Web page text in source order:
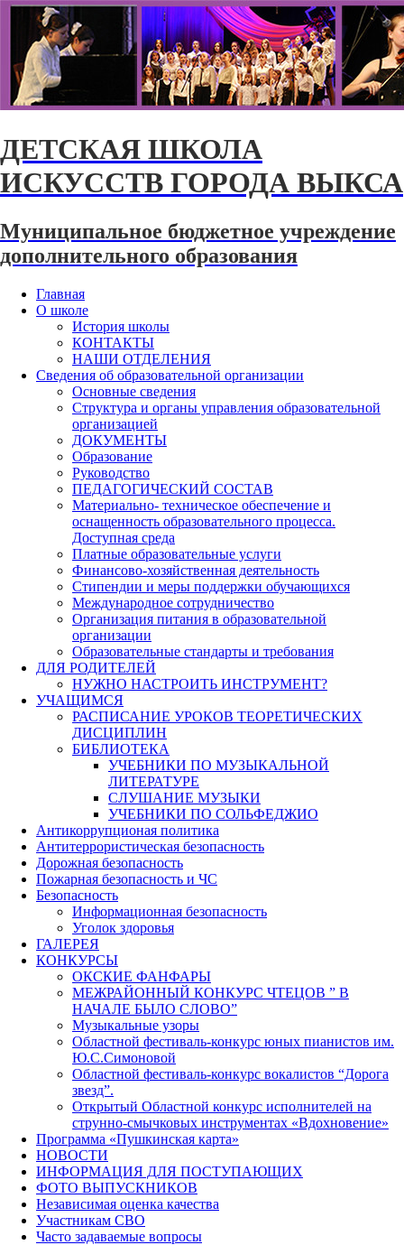
ДЕТСКАЯ ШКОЛА
ИСКУССТВ ГОРОДА ВЫКСА
Муниципальное бюджетное учреждение
дополнительного образования
Главная
О школе
История школы
КОНТАКТЫ
НАШИ ОТДЕЛЕНИЯ
Сведения об образовательной организации
Основные сведения
Структура и органы управления образовательной
организацией
ДОКУМЕНТЫ
Образование
Руководство
ПЕДАГОГИЧЕСКИЙ СОСТАВ
Материально- техническое обеспечение и
оснащенность образовательного процесса.
Доступная среда
Платные образовательные услуги
Финансово-хозяйственная деятельность
Стипендии и меры поддержки обучающихся
Международное сотрудничество
Организация питания в образовательной
организации
Образовательные стандарты и требования
ДЛЯ РОДИТЕЛЕЙ
НУЖНО НАСТРОИТЬ ИНСТРУМЕНТ?
УЧАЩИМСЯ
РАСПИСАНИЕ УРОКОВ ТЕОРЕТИЧЕСКИХ
ДИСЦИПЛИН
БИБЛИОТЕКА
УЧЕБНИКИ ПО МУЗЫКАЛЬНОЙ
ЛИТЕРАТУРЕ
СЛУШАНИЕ МУЗЫКИ
УЧЕБНИКИ ПО СОЛЬФЕДЖИО
Антикоррупционая политика
Антитеррористическая безопасность
Дорожная безопасность
Пожарная безопасность и ЧС
Безопасность
Информационная безопасность
Уголок здоровья
ГАЛЕРЕЯ
КОНКУРСЫ
ОКСКИЕ ФАНФАРЫ
МЕЖРАЙОННЫЙ КОНКУРС ЧТЕЦОВ ” В
НАЧАЛЕ БЫЛО СЛОВО”
Музыкальные узоры
Областной фестиваль-конкурс юных пианистов им.
Ю.С.Симоновой
Областной фестиваль-конкурс вокалистов “Дорога
звезд”.
Открытый Областной конкурс исполнителей на
струнно-смычковых инструментах «Вдохновение»
Программа «Пушкинская карта»
НОВОСТИ
ИНФОРМАЦИЯ ДЛЯ ПОСТУПАЮЩИХ
ФОТО ВЫПУСКНИКОВ
Независимая оценка качества
Участникам СВО
Часто задаваемые вопросы